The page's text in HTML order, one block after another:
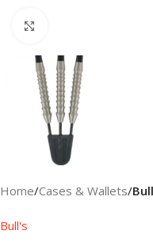
Home Cases & Wallets
Bull's